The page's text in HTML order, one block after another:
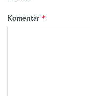
Komentar *